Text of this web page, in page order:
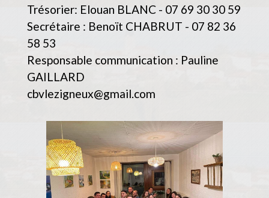
Trésorier: Elouan BLANC - 07 69 30 30 59
Secrétaire : Benoït CHABRUT - 07 82 36
58 53
Responsable communication : Pauline
GAILLARD
cbvlezigneux@gmail.com